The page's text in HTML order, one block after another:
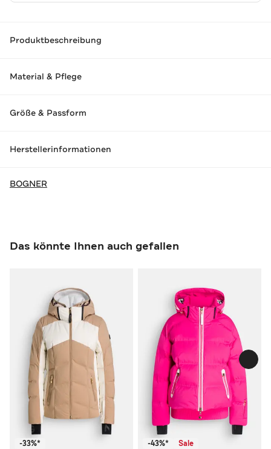
Produktbeschreibung
Material & Pflege
Größe & Passform
Herstellerinformationen
BOGNER
Das könnte Ihnen auch gefallen
-33%* -43%* Sale